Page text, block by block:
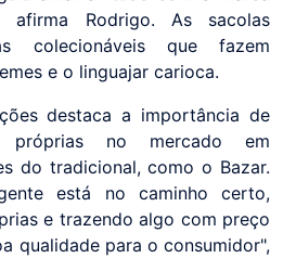
afirma Rodrigo. As sacolas
colecionáveis que fazem
e o linguajar carioca.
destaca a importância de
próprias no mercado em
do tradicional, como o Bazar.
está no caminho certo,
e trazendo algo com preço
qualidade para o consumidor",